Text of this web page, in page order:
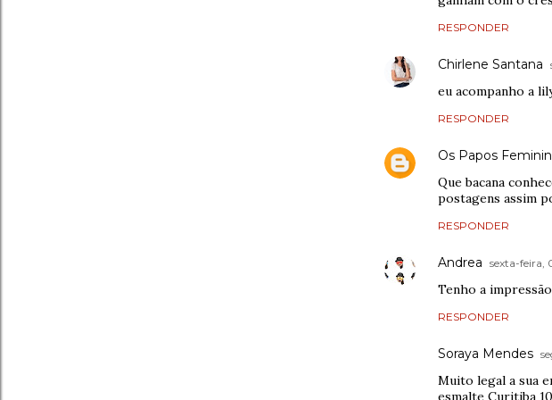
RESPONDER
Chirlene Santana
eu acompanho a
RESPONDER
Os Papos
Que bacana
postagens assim
RESPONDER
Andrea sexta-feira,
Tenho a
RESPONDER
Soraya Mendes
Muito legal a sua
esmalte Curitiba